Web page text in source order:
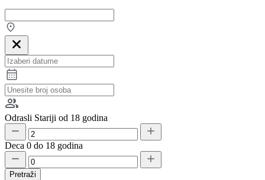
Odrasli Stariji od 18 godina
Deca 0 do 18 godina
Pretraži